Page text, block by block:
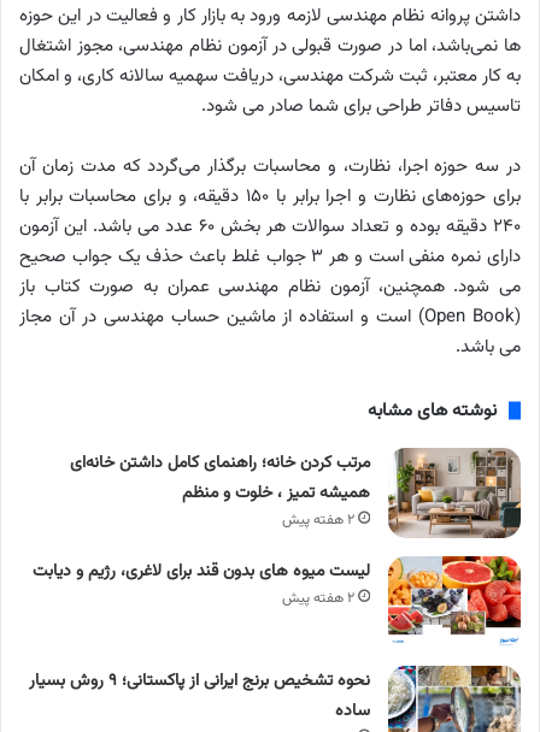
داشتن پروانه نظام مهندسی لازمه ورود به بازار کار و فعالیت در این حوزه
ها نمی‌باشد، اما در صورت قبولی در آزمون نظام مهندسی، مجوز اشتغال
به کار معتبر، ثبت شرکت مهندسی، دریافت سهمیه سالانه کاری، و امکان
تاسیس دفاتر طراحی برای شما صادر می شود.
در سه حوزه اجرا، نظارت، و محاسبات برگذار می‌گردد که مدت زمان آن
برای حوزه‌های نظارت و اجرا برابر با ۱۵۰ دقیقه، و برای محاسبات برابر با
۲۴۰ دقیقه بوده و تعداد سوالات هر بخش ۶۰ عدد می باشد. این آزمون
دارای نمره منفی است و هر ۳ جواب غلط باعث حذف یک جواب صحیح
می شود. همچنین، آزمون نظام مهندسی عمران به صورت کتاب باز
(Open Book) است و استفاده از ماشین حساب مهندسی در آن مجاز
می باشد.
نوشته های مشابه
مرتب کردن خانه؛ راهنمای کامل داشتن خانه‌ای
همیشه تمیز ، خلوت و منظم
۲ هفته پیش
لیست میوه های بدون قند برای لاغری، رژیم و دیابت
۲ هفته پیش
نحوه تشخیص برنج ایرانی از پاکستانی؛ ۹ روش بسیار
ساده